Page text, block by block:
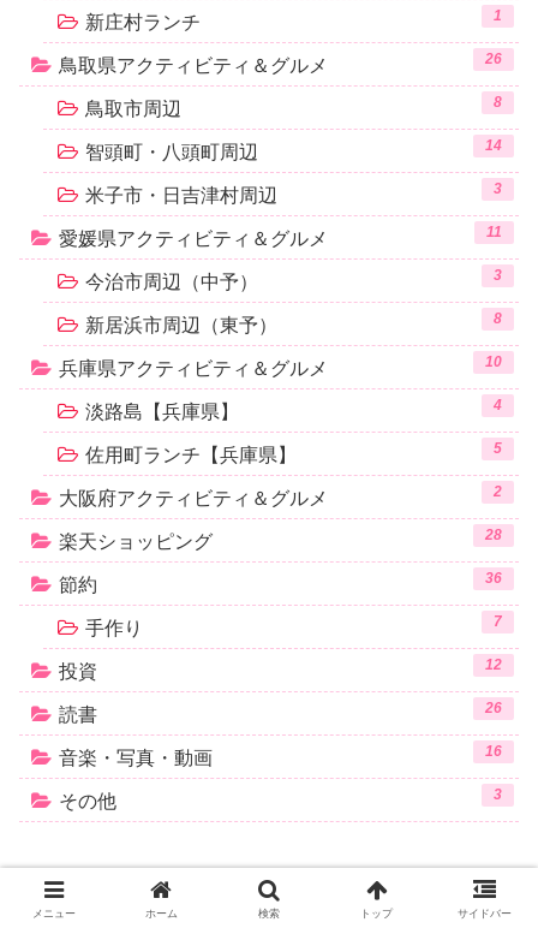
新庄村ランチ 1
鳥取県アクティビティ＆グルメ 26
鳥取市周辺 8
智頭町・八頭町周辺 14
米子市・日吉津村周辺 3
愛媛県アクティビティ＆グルメ 11
今治市周辺（中予） 3
新居浜市周辺（東予） 8
兵庫県アクティビティ＆グルメ 10
淡路島【兵庫県】 4
佐用町ランチ【兵庫県】 5
大阪府アクティビティ＆グルメ 2
楽天ショッピング 28
節約 36
手作り 7
投資 12
読書 26
音楽・写真・動画 16
その他 3
メニュー ホーム 検索 トップ サイドバー